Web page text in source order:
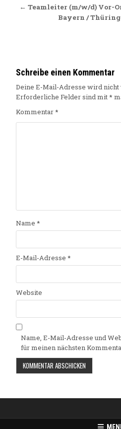
← Teamleiter (m/w/d) Vor-
Bayern /
Schreibe einen Kommentar
Deine E-Mail-Adresse wird
Erforderliche Felder sind mit*
Kommentar*
Name *
E-Mail-Adresse *
Website
Name, E-Mail-Adresse und
für meinen nächsten